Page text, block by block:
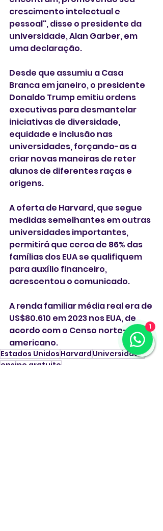
crescimento intelectual e
pessoal", disse o presidente da
universidade, Alan Garber, em
uma declaração.
Desde que assumiu a Casa
Branca em janeiro, o presidente
Donaldo Trump emitiu ordens
executivas para desmantelar
iniciativas de diversidade,
equidade e inclusão nas
universidades, forçando-as a
criar novas maneiras de reter
alunos de diferentes raças e
origens.
A oferta de Harvard, que segue
medidas semelhantes em outras
universidades importantes,
permitirá que cerca de 86% das
famílias dos EUA se qualifiquem
para auxílio financeiro,
acrescentou o comunicado.
A renda familiar média real era de
US$80.610 em 2023 nos EUA, de
acordo com o Censo norte-
americano.
Estados Unidos Harvard Universidade
ensino gratuito
1